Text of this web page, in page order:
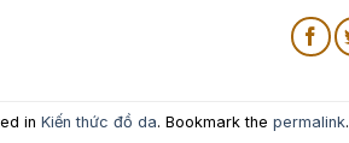
in Kiến thức đồ da. Bookmark the permalink.